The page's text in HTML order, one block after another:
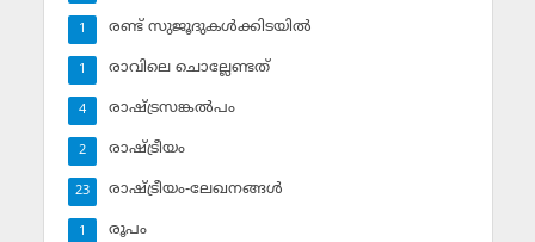
രണ്ട് സുജൂദുകള്‍ക്കിടയില്‍
1
രാവിലെ ചൊല്ലേണ്ടത്
1
രാഷ്ട്രസങ്കല്‍പം
4
രാഷ്ട്രീയം
2
രാഷ്ട്രീയം-ലേഖനങ്ങള്‍
23
രൂപം
1